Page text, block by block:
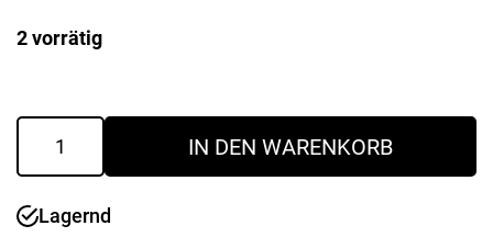
2 vorrätig
Gemüseschneider
Menge
IN DEN WARENKORB
Lagernd